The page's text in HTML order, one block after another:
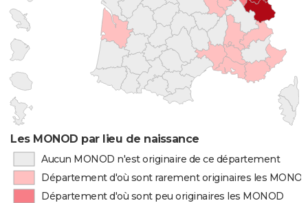
Les MONOD par lieu de naissance
Aucun MONOD n'est originaire de ce département
Département d'où sont rarement originaires les
Département d'où sont peu originaires les MONOD